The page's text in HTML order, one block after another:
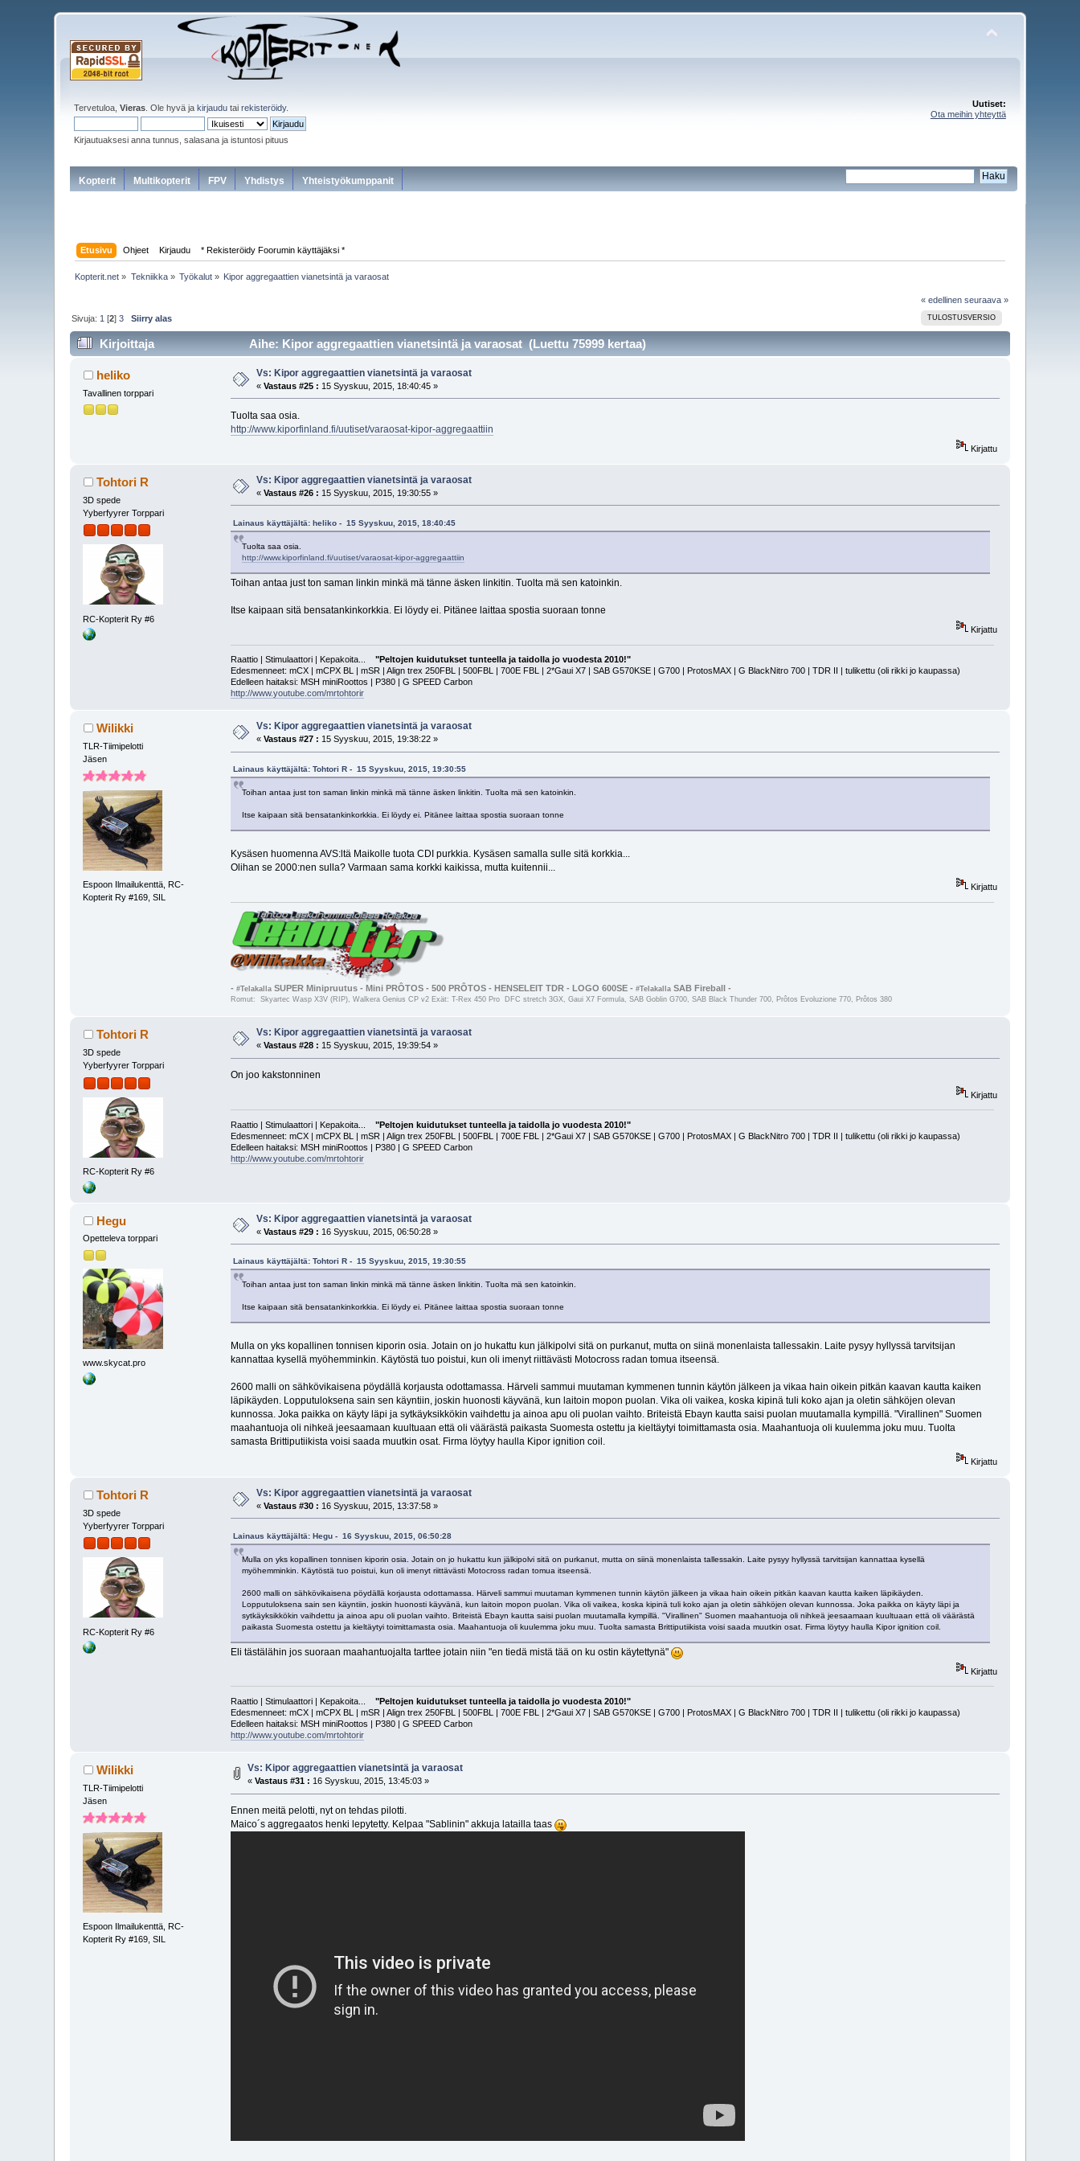
Tervetuloa,Vieras . Ole hyvä jakirjaudu tairekisteröidy.
Kirjautuaksesi anna tunnus, salasana ja istuntosi pituus
Uutiset:
Ota meihin yhteyttä
Kopterit Multikopterit FPV Yhdistys Yhteistyökumppanit
Etusivu Ohjeet Kirjaudu * Rekisteröidy Foorumin käyttäjäksi *
Kopterit.net » Tekniikka» Työkalut » Kipor aggregaattien vianetsintä ja varaosat
« edellinen seuraava »
TULOSTUSVERSIO
Sivuja: 1 [2]3 Siirry alas
Kirjoittaja Aihe: Kipor aggregaattien vianetsintä ja varaosat (Luettu 75999 kertaa)
heliko
Tavallinen torppari
Vs: Kipor aggregaattien vianetsintä ja varaosat
«Vastaus #25 : 15 Syyskuu, 2015, 18:40:45 »
Tuolta saa osia.
http://www.kiporfinland.fi/uutiset/varaosat-kipor-aggregaattiin
Kirjattu
Tohtori R
3D spede
Yyberfyyrer Torppari
RC-Kopterit Ry #6
Vs: Kipor aggregaattien vianetsintä ja varaosat
«Vastaus #26 : 15 Syyskuu, 2015, 19:30:55 »
Lainaus käyttäjältä: heliko - 15 Syyskuu, 2015, 18:40:45
Tuolta saa osia.
http://www.kiporfinland.fi/uutiset/varaosat-kipor-aggregaattiin
Toihan antaa just ton saman linkin minkä mä tänne äsken linkitin. Tuolta mä sen katoinkin.
Itse kaipaan sitä bensatankinkorkkia. Ei löydy ei. Pitänee laittaa spostia suoraan tonne
Kirjattu
Raattio | Stimulaattori | Kepakoita... "Peltojen kuidutukset tunteella ja taidolla jo vuodesta 2010!"
Edesmenneet: mCX | mCPX BL | mSR | Align trex 250FBL | 500FBL | 700E FBL | 2*Gaui X7 | SAB G570KSE | G700 | ProtosMAX | G BlackNitro 700 | TDR II | tulikettu (oli rikki jo kaupassa)
Edelleen haitaksi: MSH miniRoottos | P380 | G SPEED Carbon
http://www.youtube.com/mrtohtorir
Wilikki
TLR-Tiimipelotti
Jäsen
Espoon Ilmailukenttä, RC-
Kopterit Ry #169, SIL
Vs: Kipor aggregaattien vianetsintä ja varaosat
«Vastaus #27 : 15 Syyskuu, 2015, 19:38:22 »
Lainaus käyttäjältä: Tohtori R - 15 Syyskuu, 2015, 19:30:55
Toihan antaa just ton saman linkin minkä mä tänne äsken linkitin. Tuolta mä sen katoinkin.
Itse kaipaan sitä bensatankinkorkkia. Ei löydy ei. Pitänee laittaa spostia suoraan tonne
Kysäsen huomenna AVS:ltä Maikolle tuota CDI purkkia. Kysäsen samalla sulle sitä korkkia...
Olihan se 2000:nen sulla? Varmaan sama korkki kaikissa, mutta kuitennii...
Kirjattu
- #TelakallaSUPER Minipruutus - Mini PRÔTOS - 500 PRÔTOS - HENSELEIT TDR - LOGO 600SE - #TelakallaSAB Fireball -
Romut: Skyartec Wasp X3V (RIP), Walkera Genius CP v2 Exät: T-Rex 450 Pro DFC stretch 3GX, Gaui X7 Formula, SAB Goblin G700, SAB Black Thunder 700, Prôtos Evoluzione 770, Prôtos 380
Tohtori R
3D spede
Yyberfyyrer Torppari
RC-Kopterit Ry #6
Vs: Kipor aggregaattien vianetsintä ja varaosat
«Vastaus #28 : 15 Syyskuu, 2015, 19:39:54 »
On joo kakstonninen
Kirjattu
Raattio | Stimulaattori | Kepakoita... "Peltojen kuidutukset tunteella ja taidolla jo vuodesta 2010!"
Edesmenneet: mCX | mCPX BL | mSR | Align trex 250FBL | 500FBL | 700E FBL | 2*Gaui X7 | SAB G570KSE | G700 | ProtosMAX | G BlackNitro 700 | TDR II | tulikettu (oli rikki jo kaupassa)
Edelleen haitaksi: MSH miniRoottos | P380 | G SPEED Carbon
http://www.youtube.com/mrtohtorir
Hegu
Opetteleva torppari
www.skycat.pro
Vs: Kipor aggregaattien vianetsintä ja varaosat
«Vastaus #29 : 16 Syyskuu, 2015, 06:50:28 »
Lainaus käyttäjältä: Tohtori R - 15 Syyskuu, 2015, 19:30:55
Toihan antaa just ton saman linkin minkä mä tänne äsken linkitin. Tuolta mä sen katoinkin.
Itse kaipaan sitä bensatankinkorkkia. Ei löydy ei. Pitänee laittaa spostia suoraan tonne
Mulla on yks kopallinen tonnisen kiporin osia. Jotain on jo hukattu kun jälkipolvi sitä on purkanut, mutta on siinä monenlaista tallessakin. Laite pysyy hyllyssä tarvitsijan
kannattaa kysellä myöhemminkin. Käytöstä tuo poistui, kun oli imenyt riittävästi Motocross radan tomua itseensä.
2600 malli on sähkövikaisena pöydällä korjausta odottamassa. Härveli sammui muutaman kymmenen tunnin käytön jälkeen ja vikaa hain oikein pitkän kaavan kautta kaiken
läpikäyden. Lopputuloksena sain sen käyntiin, joskin huonosti käyvänä, kun laitoin mopon puolan. Vika oli vaikea, koska kipinä tuli koko ajan ja oletin sähköjen olevan
kunnossa. Joka paikka on käyty läpi ja sytkäyksikkökin vaihdettu ja ainoa apu oli puolan vaihto. Briteistä Ebayn kautta saisi puolan muutamalla kympillä. "Virallinen" Suomen
maahantuoja oli nihkeä jeesaamaan kuultuaan että oli väärästä paikasta Suomesta ostettu ja kieltäytyi toimittamasta osia. Maahantuoja oli kuulemma joku muu. Tuolta
samasta Brittiputiikista voisi saada muutkin osat. Firma löytyy haulla Kipor ignition coil.
Kirjattu
Tohtori R
3D spede
Yyberfyyrer Torppari
RC-Kopterit Ry #6
Vs: Kipor aggregaattien vianetsintä ja varaosat
«Vastaus #30 : 16 Syyskuu, 2015, 13:37:58 »
Lainaus käyttäjältä: Hegu - 16 Syyskuu, 2015, 06:50:28
Mulla on yks kopallinen tonnisen kiporin osia. Jotain on jo hukattu kun jälkipolvi sitä on purkanut, mutta on siinä monenlaista tallessakin. Laite pysyy hyllyssä tarvitsijan kannattaa kysellä
myöhemminkin. Käytöstä tuo poistui, kun oli imenyt riittävästi Motocross radan tomua itseensä.
2600 malli on sähkövikaisena pöydällä korjausta odottamassa. Härveli sammui muutaman kymmenen tunnin käytön jälkeen ja vikaa hain oikein pitkän kaavan kautta kaiken läpikäyden.
Lopputuloksena sain sen käyntiin, joskin huonosti käyvänä, kun laitoin mopon puolan. Vika oli vaikea, koska kipinä tuli koko ajan ja oletin sähköjen olevan kunnossa. Joka paikka on käyty läpi ja
sytkäyksikkökin vaihdettu ja ainoa apu oli puolan vaihto. Briteistä Ebayn kautta saisi puolan muutamalla kympillä. "Virallinen" Suomen maahantuoja oli nihkeä jeesaamaan kuultuaan että oli väärästä
paikasta Suomesta ostettu ja kieltäytyi toimittamasta osia. Maahantuoja oli kuulemma joku muu. Tuolta samasta Brittiputiikista voisi saada muutkin osat. Firma löytyy haulla Kipor ignition coil.
Eli tästälähin jos suoraan maahantuojalta tarttee jotain niin "en tiedä mistä tää on ku ostin käytettynä"
Kirjattu
Raattio | Stimulaattori | Kepakoita... "Peltojen kuidutukset tunteella ja taidolla jo vuodesta 2010!"
Edesmenneet: mCX | mCPX BL | mSR | Align trex 250FBL | 500FBL | 700E FBL | 2*Gaui X7 | SAB G570KSE | G700 | ProtosMAX | G BlackNitro 700 | TDR II | tulikettu (oli rikki jo kaupassa)
Edelleen haitaksi: MSH miniRoottos | P380 | G SPEED Carbon
http://www.youtube.com/mrtohtorir
Wilikki
TLR-Tiimipelotti
Jäsen
Espoon Ilmailukenttä, RC-
Kopterit Ry #169, SIL
Vs: Kipor aggregaattien vianetsintä ja varaosat
«Vastaus #31 : 16 Syyskuu, 2015, 13:45:03 »
Ennen meitä pelotti, nyt on tehdas pilotti.
Maico´s aggregaatos henki lepytetty. Kelpaa "Sablinin" akkuja latailla taas